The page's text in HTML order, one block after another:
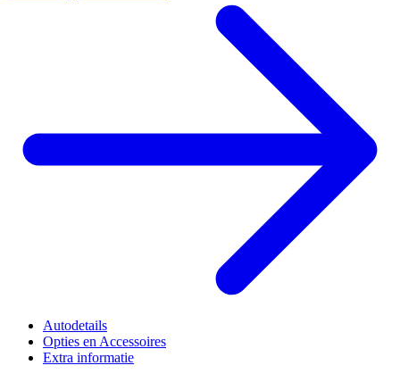
Autodetails
Opties en Accessoires
Extra informatie